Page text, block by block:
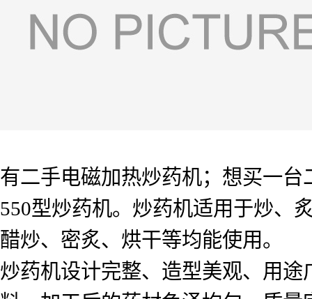
有二手电磁加热炒药机；想买一
550型炒药机。炒药机适用于炒、
醋炒、密炙、烘干等均能使用。
炒药机设计完整、造型美观、用